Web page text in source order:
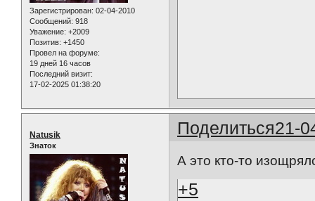
Зарегистрирован: 02-04-2010
Сообщений: 918
Уважение: +2009
Позитив: +1450
Провел на форуме:
19 дней 16 часов
Последний визит:
17-02-2025 01:38:20
Поделиться21-
Natusik
Знаток
А это кто-то
+5